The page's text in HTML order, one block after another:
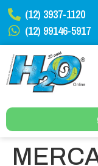
(12) 3937-1120
(12) 99146-5917